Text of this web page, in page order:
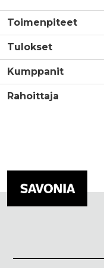
Toimenpiteet
Tulokset
Kumppanit
Rahoittaja